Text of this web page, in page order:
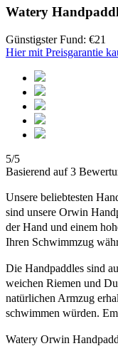
Watery
Günstigster Fund: €21
Hier mit Preisgarantie
5/5
Basierend auf 3
Unsere beliebtesten
sind unsere Orwin
der Hand und einem
Ihren Schwimmzug
Die Handpaddles sind
weichen Riemen und
natürlichen Armzug
schwimmen würden.
Watery Orwin